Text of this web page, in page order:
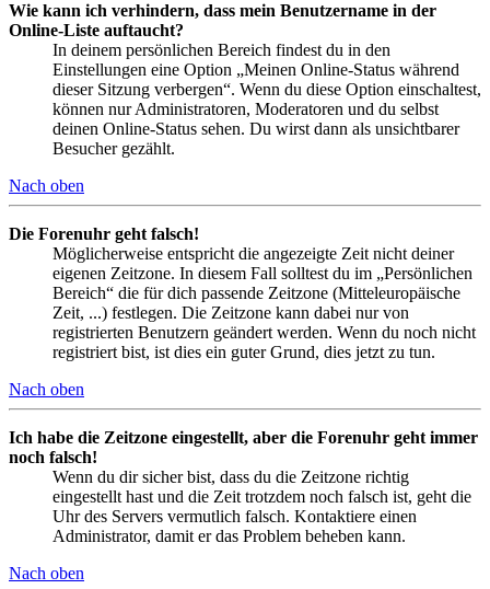
Wie kann ich verhindern, dass mein Benutzername in der
Online-Liste auftaucht?
In deinem persönlichen Bereich findest du in den
Einstellungen eine Option „Meinen Online-Status während
dieser Sitzung verbergen“. Wenn du diese Option einschaltest,
können nur Administratoren, Moderatoren und du selbst
deinen Online-Status sehen. Du wirst dann als unsichtbarer
Besucher gezählt.
Nach oben
Die Forenuhr geht falsch!
Möglicherweise entspricht die angezeigte Zeit nicht deiner
eigenen Zeitzone. In diesem Fall solltest du im „Persönlichen
Bereich“ die für dich passende Zeitzone (Mitteleuropäische
Zeit, ...) festlegen. Die Zeitzone kann dabei nur von
registrierten Benutzern geändert werden. Wenn du noch nicht
registriert bist, ist dies ein guter Grund, dies jetzt zu tun.
Nach oben
Ich habe die Zeitzone eingestellt, aber die Forenuhr geht immer
noch falsch!
Wenn du dir sicher bist, dass du die Zeitzone richtig
eingestellt hast und die Zeit trotzdem noch falsch ist, geht die
Uhr des Servers vermutlich falsch. Kontaktiere einen
Administrator, damit er das Problem beheben kann.
Nach oben